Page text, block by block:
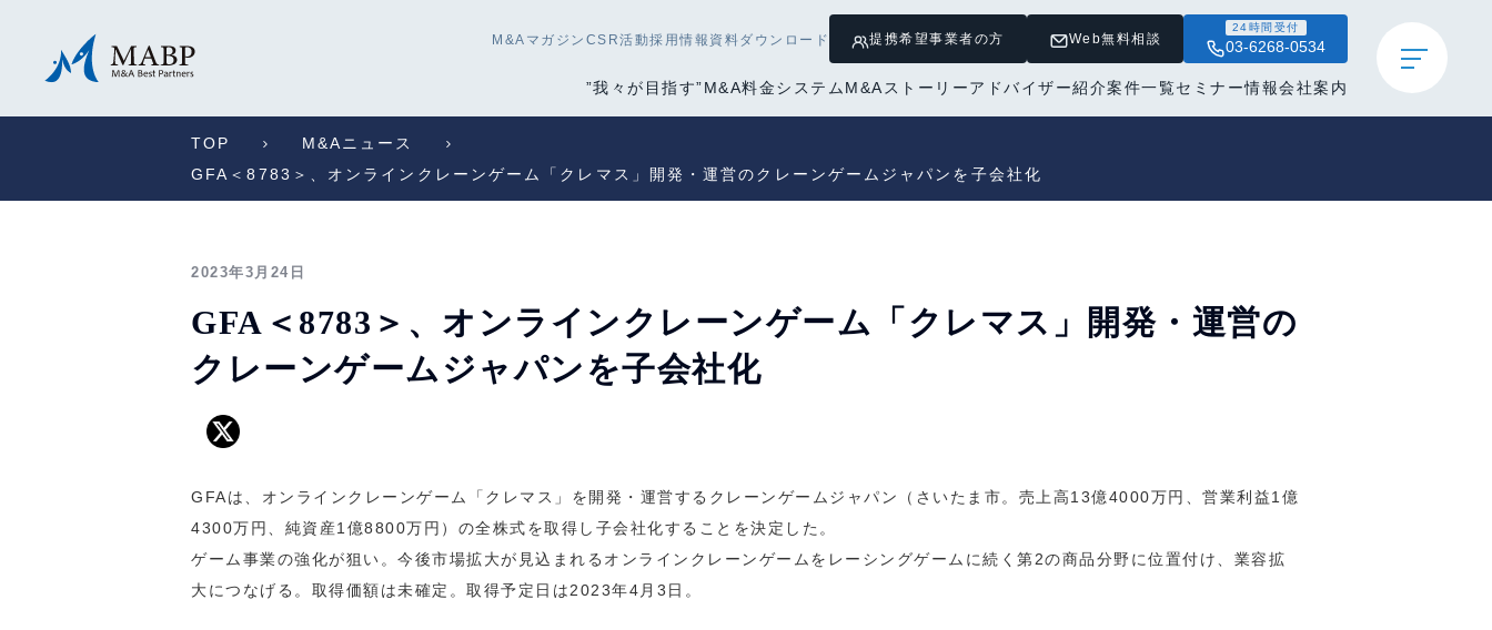
M&Aマガジン CSR活動採用情報 資料ダウンロード 提携希望事業者の方 Web無料相談
24時間受付
03-6268-0534
”我々が目指す”M&A料金システム M&Aストーリーアドバイザー紹介案件一覧セミナー情報会社案内
TOP
M&Aニュース
GFA＜8783＞、オンラインクレーンゲーム「クレマス」開発・運営のクレーンゲームジャパンを子会社化
2023年3月24日
GFA＜8783＞、オンラインクレーンゲーム「クレマス」開発・運営の
クレーンゲームジャパンを子会社化
GFAは、オンラインクレーンゲーム「クレマス」を開発・運営するクレーンゲームジャパン（さいたま市。売上高13億4000万円、営業利益1億
4300万円、純資産1億8800万円）の全株式を取得し子会社化することを決定した。
ゲーム事業の強化が狙い。今後市場拡大が見込まれるオンラインクレーンゲームをレーシングゲームに続く第2の商品分野に位置付け、業容拡
大につなげる。取得価額は未確定。取得予定日は2023年4月3日。